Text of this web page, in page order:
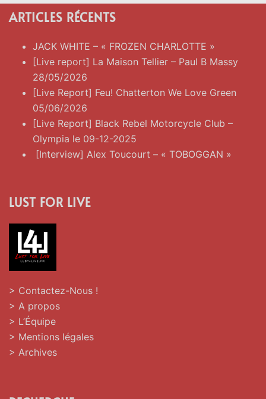
ARTICLES RÉCENTS
JACK WHITE – « FROZEN CHARLOTTE »
[Live report] La Maison Tellier – Paul B Massy
28/05/2026
[Live Report] Feu! Chatterton We Love Green
05/06/2026
[Live Report] Black Rebel Motorcycle Club –
Olympia le 09-12-2025
[Interview] Alex Toucourt – « TOBOGGAN »
LUST FOR LIVE
> Contactez-Nous !
> A propos
> L’Équipe
> Mentions légales
> Archives